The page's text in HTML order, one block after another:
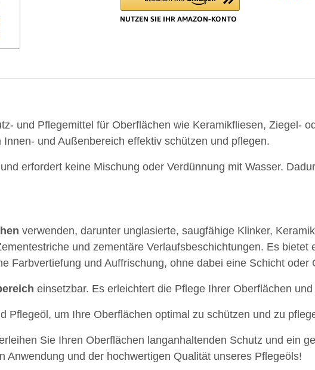
und Pflegemittel für Oberflächen wie Keramikfliesen, Ziegel-
und Außenbereich effektiv schützen und pflegen.
und erfordert keine Mischung oder Verdünnung mit Wasser.
verwenden, darunter unglasierte, saugfähige Klinker,
und zementäre Verlaufsbeschichtungen. Es bietet
Farbvertiefung und Auffrischung, ohne dabei eine Schicht oder
einsetzbar. Es erleichtert die Pflege Ihrer Oberflächen
Pflegeöl, um Ihre Oberflächen optimal zu schützen und zu
Sie Ihren Oberflächen langanhaltenden Schutz und ein
und der hochwertigen Qualität unseres Pflegeöls!